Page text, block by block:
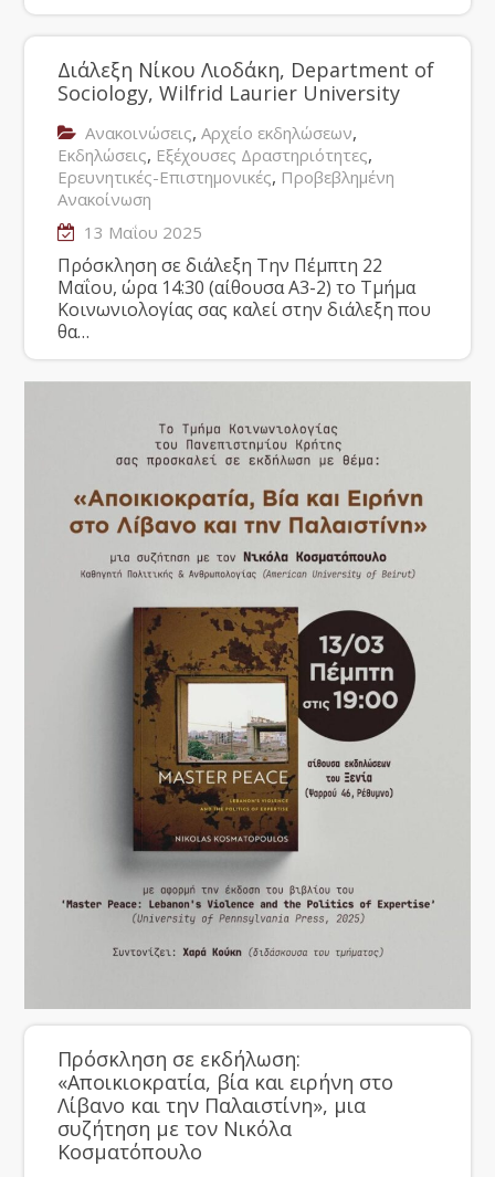
Διάλεξη Νίκου Λιοδάκη, Department of
Sociology, Wilfrid Laurier University
Ανακοινώσεις,Αρχείο εκδηλώσεων,
Εκδηλώσεις, Εξέχουσες Δραστηριότητες,
Ερευνητικές-Επιστημονικές, Προβεβλημένη
Ανακοίνωση
13 Μαΐου 2025
Πρόσκληση σε διάλεξη Την Πέμπτη 22
Μαΐου, ώρα 14:30 (αίθουσα Α3-2) το Τμήμα
Κοινωνιολογίας σας καλεί στην διάλεξη που
θα…
Πρόσκληση σε εκδήλωση:
«Αποικιοκρατία, βία και ειρήνη στο
Λίβανο και την Παλαιστίνη», μια
συζήτηση με τον Νικόλα
Κοσματόπουλο